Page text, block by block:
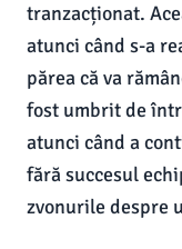
tranzacționat.
atunci când s-a
părea că va
fost umbrit de
atunci când a
fără succesul
zvonurile despre